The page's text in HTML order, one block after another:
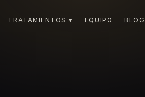
TRATAMIENTOS ▾ EQUIPO BLOG